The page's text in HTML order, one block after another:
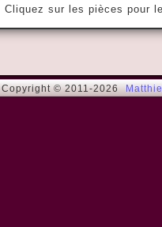
Cliquez sur les pièces pour
Copyright © 2011-2026